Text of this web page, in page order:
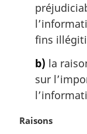
fins
b) la
sur
N
Raisons